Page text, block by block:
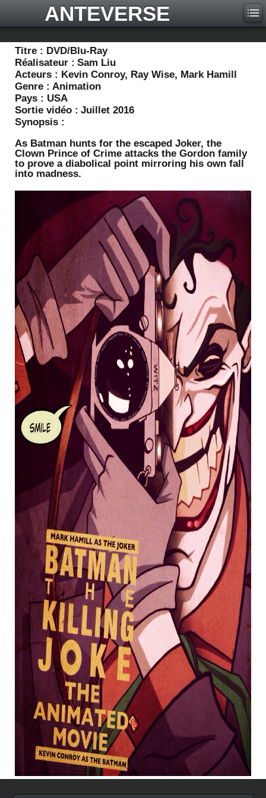
ANTEVERSE
Titre : DVD/Blu-Ray
Réalisateur : Sam Liu
Acteurs : Kevin Conroy, Ray Wise, Mark Hamill
Genre : Animation
Pays : USA
Sortie vidéo : Juillet 2016
Synopsis :
As Batman hunts for the escaped Joker, the
Clown Prince of Crime attacks the Gordon family
to prove a diabolical point mirroring his own fall
into madness.